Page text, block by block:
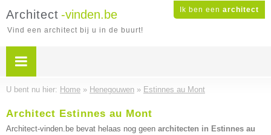
Ik ben een architect
Architect -vinden.be
Vind een architect bij u in de buurt!
U bent nu hier: Home » Henegouwen » Estinnes au Mont
Architect Estinnes au Mont
Architect-vinden.be bevat helaas nog geen architecten in Estinnes au